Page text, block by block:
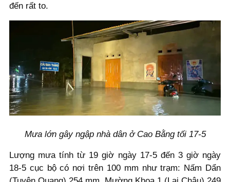
đến rất to.
Mưa lớn gây ngập nhà dân ở Cao Bằng tối 17-5
Lượng mưa tính từ 19 giờ ngày 17-5 đến 3 giờ ngày
18-5 cục bộ có nơi trên 100 mm như trạm: Nấm Dẩn